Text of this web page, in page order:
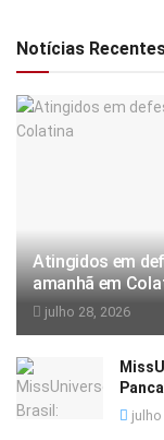
Notícias
Atingidos em
amanhã em
julho 28, 2026
julho